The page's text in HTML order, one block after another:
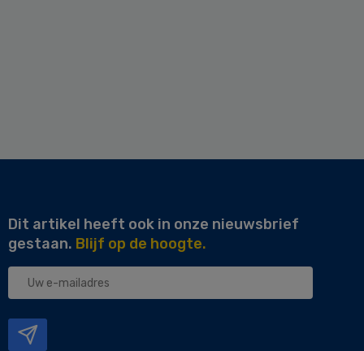
Dit artikel heeft ook in onze nieuwsbrief
gestaan. Blijf op de hoogte.
Uw